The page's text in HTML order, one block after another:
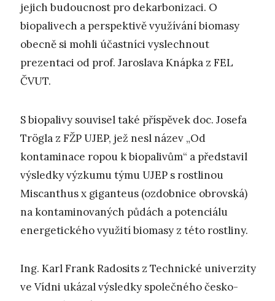
jejich budoucnost pro dekarbonizaci. O
biopalivech a perspektivě využívání biomasy
obecně si mohli účastníci vyslechnout
prezentaci od prof. Jaroslava Knápka z FEL
ČVUT.
S biopalivy souvisel také příspěvek doc. Josefa
Trögla z FŽP UJEP, jež nesl název „Od
kontaminace ropou k biopalivům“ a představil
výsledky výzkumu týmu UJEP s rostlinou
Miscanthus x giganteus (ozdobnice obrovská)
na kontaminovaných půdách a potenciálu
energetického využití biomasy z této rostliny.
Ing. Karl Frank Radosits z Technické univerzity
ve Vídni ukázal výsledky společného česko-